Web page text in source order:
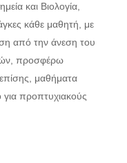
και Βιολογία,
κάθε μαθητή, με
από την άνεση του
προσφέρω
μαθήματα
για προπτυχιακούς